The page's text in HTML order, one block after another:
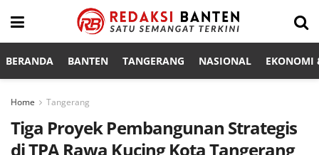
BERANDA BANTEN TANGERANG NASIONAL EKONOMI
Home Tangerang
Tiga Proyek Pembangunan Strategis
di TPA Rawa Kucing Kota Tangerang